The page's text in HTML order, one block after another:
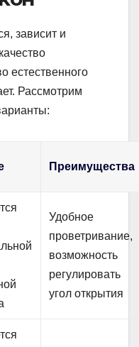
зависит и
естественного
Рассмотрим
Преимущества
Удобное
проветривание,
возможность
регулировать
угол открытия